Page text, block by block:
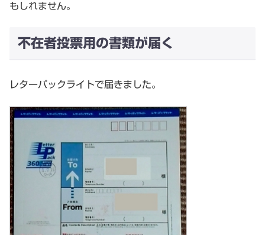
もしれません。
不在者投票用の書類が届く
レターパックライトで届きました。